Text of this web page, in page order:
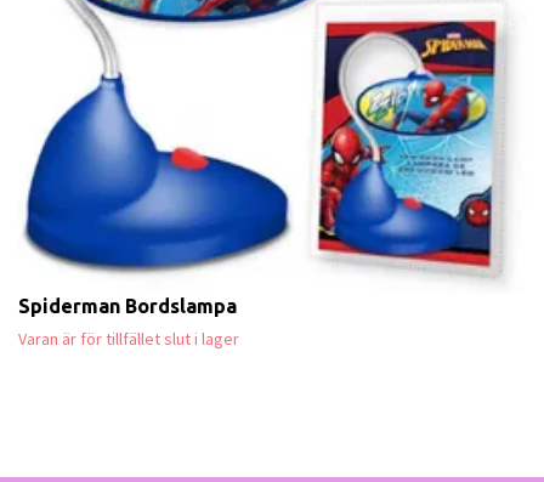
Spiderman Bordslampa
Varan är för tillfället slut i lager